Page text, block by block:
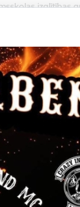
izglītības
šo
kurās ir